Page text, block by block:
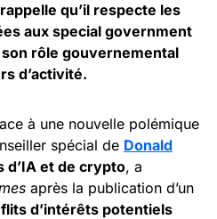
qu’il respecte les
aux special government
rôle gouvernemental
d’activité.
à une nouvelle polémique
spécial de Donald
d’IA et de crypto, a
après la publication d’un
d’intérêts potentiels